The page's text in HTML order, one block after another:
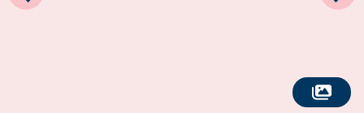
KATSO